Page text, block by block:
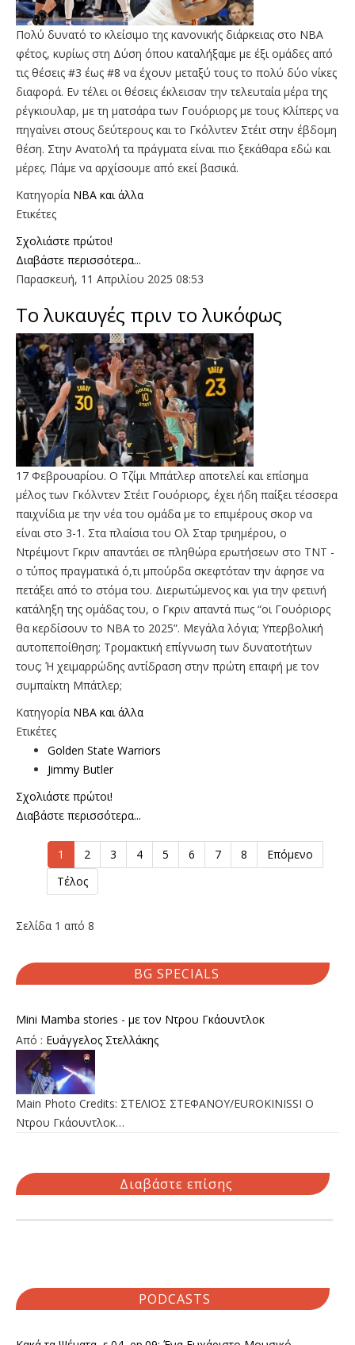
Πολύ δυνατό το κλείσιμο της κανονικής διάρκειας στο ΝΒΑ
φέτος, κυρίως στη Δύση όπου καταλήξαμε με έξι ομάδες από
τις θέσεις #3 έως #8 να έχουν μεταξύ τους το πολύ δύο νίκες
διαφορά. Εν τέλει οι θέσεις έκλεισαν την τελευταία μέρα της
ρέγκιουλαρ, με τη ματσάρα των Γουόριορς με τους Κλίπερς να
πηγαίνει στους δεύτερους και το Γκόλντεν Στέιτ στην έβδομη
θέση. Στην Ανατολή τα πράγματα είναι πιο ξεκάθαρα εδώ και
μέρες. Πάμε να αρχίσουμε από εκεί βασικά.
Κατηγορία NBA και άλλα
Ετικέτες
Σχολιάστε πρώτοι!
Διαβάστε περισσότερα...
Παρασκευή, 11 Απριλίου 2025 08:53
Το λυκαυγές πριν το λυκόφως
17 Φεβρουαρίου. Ο Τζίμι Μπάτλερ αποτελεί και επίσημα
μέλος των Γκόλντεν Στέιτ Γουόριορς, έχει ήδη παίξει τέσσερα
παιχνίδια με την νέα του ομάδα με το επιμέρους σκορ να
είναι στο 3-1. Στα πλαίσια του Ολ Σταρ τριημέρου, ο
Ντρέιμοντ Γκριν απαντάει σε πληθώρα ερωτήσεων στο ΤΝΤ -
ο τύπος πραγματικά ό,τι μπούρδα σκεφτόταν την άφησε να
πετάξει από το στόμα του. Διερωτώμενος και για την φετινή
κατάληξη της ομάδας του, ο Γκριν απαντά πως “οι Γουόριορς
θα κερδίσουν το ΝΒΑ το 2025”. Μεγάλα λόγια; Υπερβολική
αυτοπεποίθηση; Τρομακτική επίγνωση των δυνατοτήτων
τους; Ή χειμαρρώδης αντίδραση στην πρώτη επαφή με τον
συμπαίκτη Μπάτλερ;
Κατηγορία NBA και άλλα
Ετικέτες
Golden State Warriors
Jimmy Butler
Σχολιάστε πρώτοι!
Διαβάστε περισσότερα...
1 2 3 4 5 6 7 8
Επόμενο
Τέλος
Σελίδα 1 από 8
BG SPECIALS
Mini Mamba stories - με τον Ντρου Γκάουντλοκ
Από : Ευάγγελος Στελλάκης
Main Photo Credits: ΣΤΕΛΙΟΣ ΣΤΕΦΑΝΟΥ/EUROKINISSI Ο
Ντρου Γκάουντλοκ…
Διαβάστε επίσης
PODCASTS